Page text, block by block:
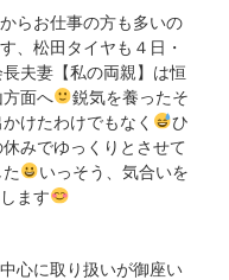
らお仕事の方も多いの
、松田タイヤも４日・
長夫妻【私の両親】は恒
面へ
鋭気を養ったそ
けたわけでもなく
ひ
休みでゆっくりとさせて
いっそう、気合いを
ます
心に取り扱いが御座い